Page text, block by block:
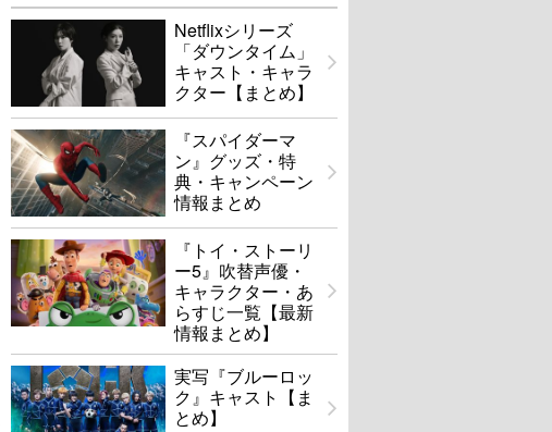
Netflixシリーズ
「ダウンタイム」
キャスト・キャラ
クター【まとめ】
『スパイダーマ
ン』グッズ・特
典・キャンペーン
情報まとめ
『トイ・ストーリ
ー5』吹替声優・
キャラクター・あ
らすじ一覧【最新
情報まとめ】
実写『ブルーロッ
ク』キャスト【ま
とめ】